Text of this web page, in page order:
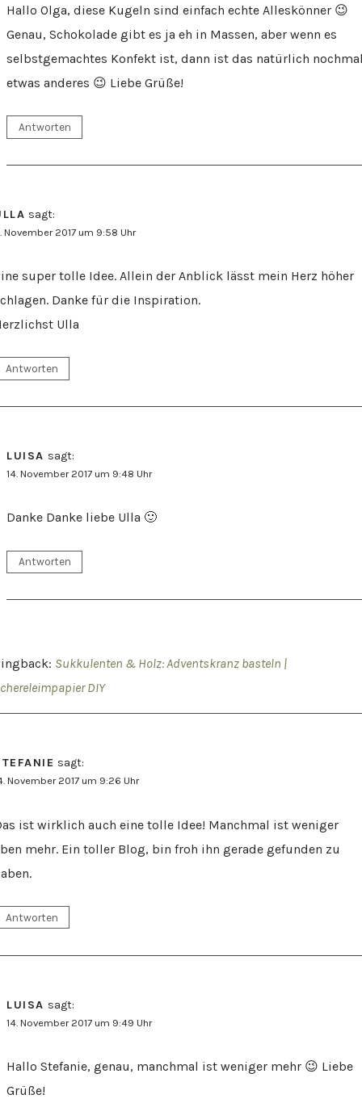
Hallo Olga, diese Kugeln sind einfach echte Alleskönner 😉
Genau, Schokolade gibt es ja eh in Massen, aber wenn es
selbstgemachtes Konfekt ist, dann ist das natürlich
etwas anderes 😉 Liebe Grüße!
Antworten
sagt:
November 2017 um 9:58 Uhr
super tolle Idee. Allein der Anblick lässt mein Herz höher
Danke für die Inspiration.
Ulla
Antworten
LUISA sagt:
14. November 2017 um 9:48 Uhr
Danke Danke liebe Ulla 🙂
Antworten
Sukkulenten & Holz: Adventskranz basteln |
DIY
sagt:
November 2017 um 9:26 Uhr
ist wirklich auch eine tolle Idee! Manchmal ist weniger
mehr. Ein toller Blog, bin froh ihn gerade gefunden zu
Antworten
LUISA sagt:
14. November 2017 um 9:49 Uhr
Hallo Stefanie, genau, manchmal ist weniger mehr 😉 Liebe
Grüße!